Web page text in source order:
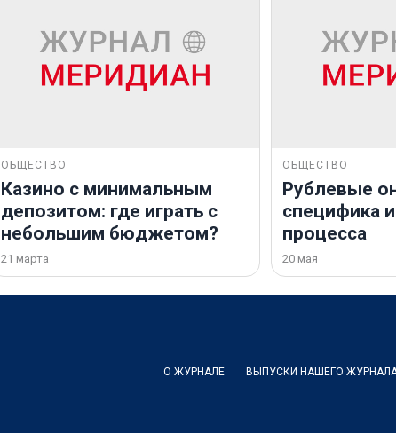
ОБЩЕСТВО
Казино с минимальным
депозитом: где играть с
небольшим бюджетом?
21 марта
ОБЩЕСТВО
Рублевые
специфика
процесса
20 мая
О ЖУРНАЛЕ ВЫПУСКИ НАШЕГО